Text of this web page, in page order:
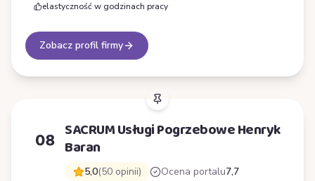
elastyczność w godzinach pracy
Zobacz profil firmy
08 SACRUM Usługi Pogrzebowe Henryk
Baran
5,0(50 opinii) Ocena portalu7,7